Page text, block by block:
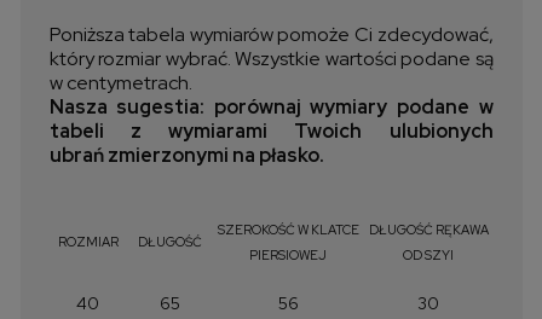
Poniższa tabela wymiarów pomoże Ci zdecydować,
który rozmiar wybrać. Wszystkie wartości podane są
w centymetrach.
Nasza sugestia: porównaj wymiary podane w
tabeli z wymiarami Twoich ulubionych
ubrań zmierzonymi na płasko.
ROZMIAR DŁUGOŚĆ
SZEROKOŚĆ W KLATCE
PIERSIOWEJ
DŁUGOŚĆ RĘKAWA
OD SZYI
40 65 56
30